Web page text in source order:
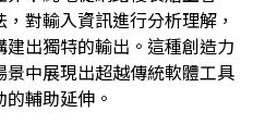
對輸入資訊進行分析理解，
出獨特的輸出。這種創造力
中展現出超越傳統軟體工具
輔助延伸。